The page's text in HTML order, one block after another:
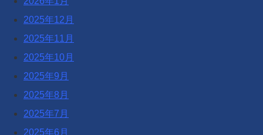
2025年12月
2025年11月
2025年10月
2025年9月
2025年8月
2025年7月
2025年6月